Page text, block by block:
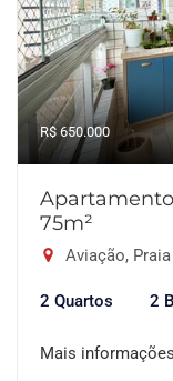
R$ 650.000
75m²
Aviação, Praia
2 Quartos 2
Mais informações